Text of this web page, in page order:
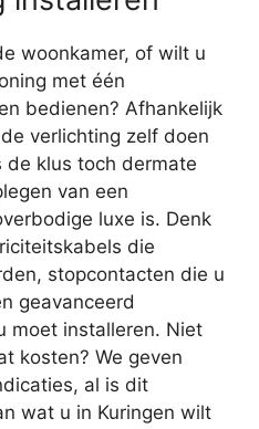
woonkamer, of wilt u
met één
bedienen? Afhankelijk
verlichting zelf doen
klus toch dermate
van een
luxe is. Denk
die
stopcontacten die u
geavanceerd
moet installeren. Niet
kosten? We geven
al is dit
wat u in Kuringen wilt